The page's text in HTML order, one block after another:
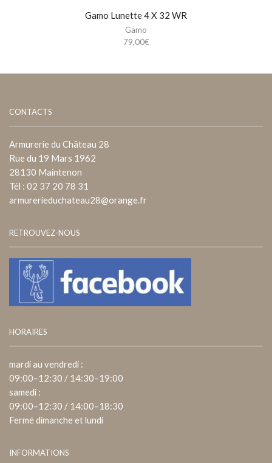
Gamo Lunette 4 X 32 WR
Gamo
79,00€
CONTACTS
Armurerie du Château 28
Rue du 19 Mars 1962
28130 Maintenon
Tél : 02 37 20 78 31
armurerieduchateau28@orange.fr
RETROUVEZ-NOUS
HORAIRES
mardi au vendredi :
09:00–12:30 / 14:30–19:00
samedi :
09:00–12:30 / 14:00–18:30
Fermé dimanche et lundi
INFORMATIONS